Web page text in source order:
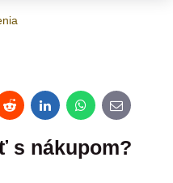
RedditLinkedInWhatsApp
E-
mail
s nákupom?